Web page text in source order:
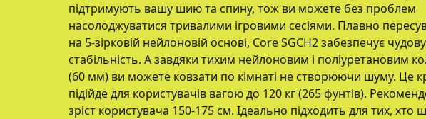
підтримують вашу шию та спину, тож ви можете без проблем
насолоджуватися тривалими ігровими сесіями. Плавно
на 5-зірковій нейлоновій основі, Core SGCH2 забезпечує чудову
стабільність. А завдяки тихим нейлоновим і поліуретановим
(60 мм) ви можете ковзати по кімнаті не створюючи шуму. Це
підійде для користувачів вагою до 120 кг (265 фунтів).
зріст користувача 150-175 см. Ідеально підходить для тих, хто